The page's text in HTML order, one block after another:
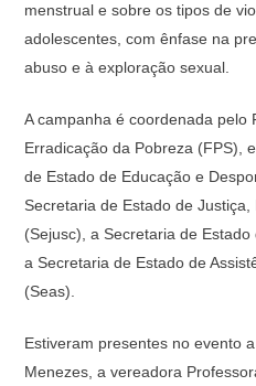
menstrual e sobre os tipos de
adolescentes, com ênfase na
abuso e à exploração sexual.
A campanha é coordenada pelo
Erradicação da Pobreza (FPS),
de Estado de Educação e
Secretaria de Estado de
(Sejusc), a Secretaria de
a Secretaria de Estado de
(Seas).
Estiveram presentes no evento
Menezes, a vereadora